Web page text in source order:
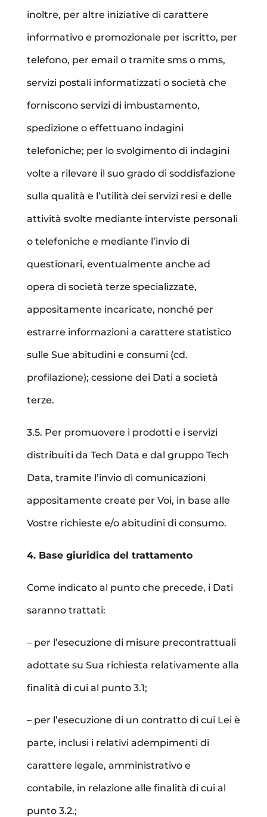
inoltre, per altre iniziative di carattere
informativo e promozionale per iscritto, per
telefono, per email o tramite sms o mms,
servizi postali informatizzati o società che
forniscono servizi di imbustamento,
spedizione o effettuano indagini
telefoniche; per lo svolgimento di indagini
volte a rilevare il suo grado di soddisfazione
sulla qualità e l’utilità dei servizi resi e delle
attività svolte mediante interviste personali
o telefoniche e mediante l’invio di
questionari, eventualmente anche ad
opera di società terze specializzate,
appositamente incaricate, nonché per
estrarre informazioni a carattere statistico
sulle Sue abitudini e consumi (cd.
profilazione); cessione dei Dati a società
terze.
3.5. Per promuovere i prodotti e i servizi
distribuiti da Tech Data e dal gruppo Tech
Data, tramite l’invio di comunicazioni
appositamente create per Voi, in base alle
Vostre richieste e/o abitudini di consumo.
4. Base giuridica del trattamento
Come indicato al punto che precede, i Dati
saranno trattati:
– per l’esecuzione di misure precontrattuali
adottate su Sua richiesta relativamente alla
finalità di cui al punto 3.1;
– per l’esecuzione di un contratto di cui Lei è
parte, inclusi i relativi adempimenti di
carattere legale, amministrativo e
contabile, in relazione alle finalità di cui al
punto 3.2.;